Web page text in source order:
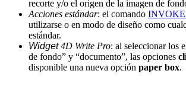
recorte y/o el origen de la imagen de
Acciones estándar: el comando
utilizarse o en modo de diseño como
estándar.
Widget4D Write Pro: al seleccionar los
de fondo” y “documento”, las opciones
disponible una nueva opción paper box.